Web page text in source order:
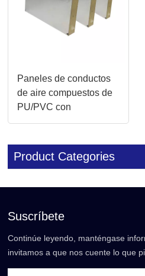
Paneles de conductos
de aire compuestos de
PU/PVC con
aislamiento
personalizado
Product Categories
Suscríbete
Continúe leyendo, manténgase
invitamos a que nos cuente lo que